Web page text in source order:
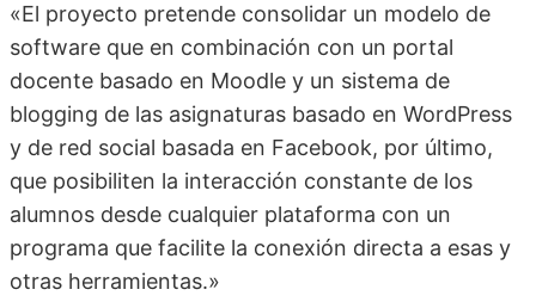
«El proyecto pretende consolidar un modelo de
software que en combinación con un portal
docente basado en Moodle y un sistema de
blogging de las asignaturas basado en WordPress
y de red social basada en Facebook, por último,
que posibiliten la interacción constante de los
alumnos desde cualquier plataforma con un
programa que facilite la conexión directa a esas y
otras herramientas.»